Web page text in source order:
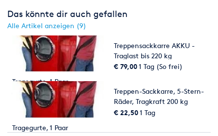
Das könnte dir auch gefallen
Alle Artikel anzeigen (9)
Tragegurte, 1 Paar
€ 10,001 Tag (So frei)
Treppensackkarre AKKU -
Traglast bis 220 kg
€ 79,001 Tag (So frei)
Tragegurte, 1 Paar
Treppen-Sackkarre, 5-Stern-
Räder, Tragkraft 200 kg
€ 22,501 Tag